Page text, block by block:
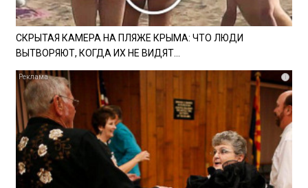
СКРЫТАЯ КАМЕРА НА ПЛЯЖЕ КРЫМА: ЧТО ЛЮДИ
ВЫТВОРЯЮТ, КОГДА ИХ НЕ ВИДЯТ...
i